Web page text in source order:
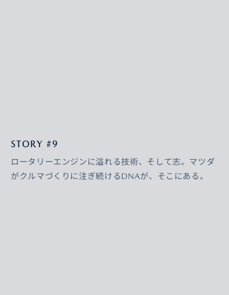
STORY #9
ロータリーエンジンに溢れる技術、そして志。マツダ
がクルマづくりに注ぎ続けるDNAが、そこにある。